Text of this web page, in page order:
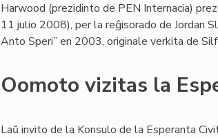
Harwood (prezidinto de PEN Internacia)
11 julio 2008), per la reĝisorado de Jordan
Anto Speri” en 2003, originale verkita de
Oomoto vizitas la
Laŭ invito de la Konsulo de la Esperanta